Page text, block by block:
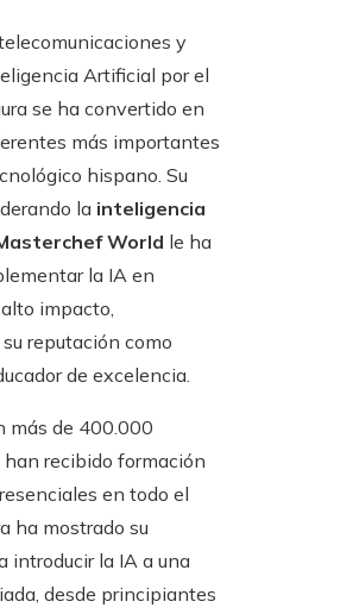
y
Artificial por el
se ha convertido en
más importantes
hispano. Su
la inteligencia
World le ha
la IA en
impacto,
reputación como
de excelencia.
más de 400.000
han recibido formación
en todo el
ha mostrado su
introducir la IA a una
desde principiantes